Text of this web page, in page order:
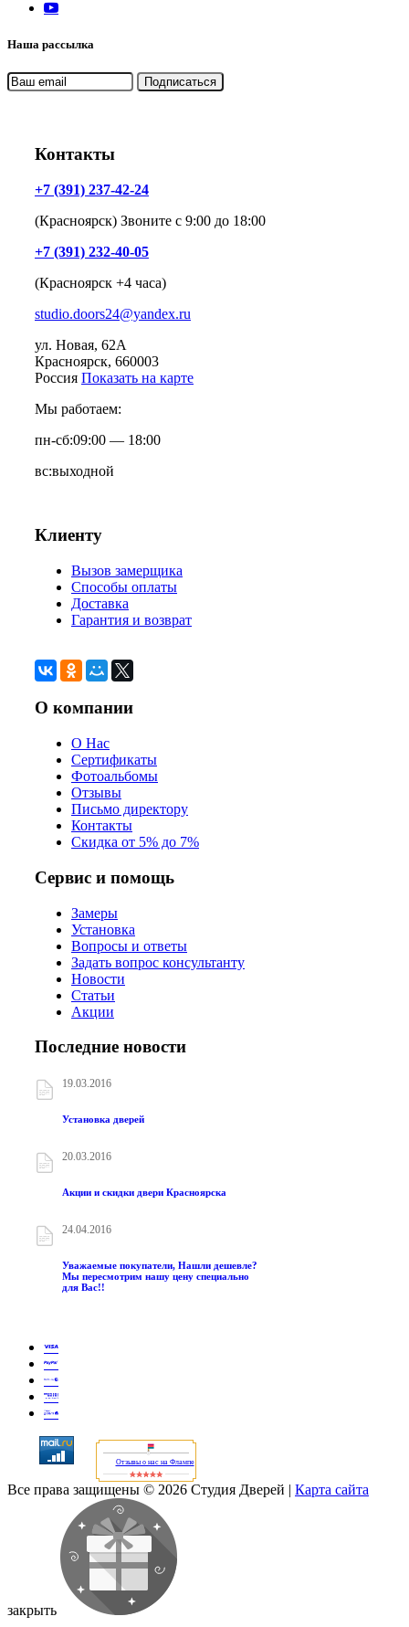
Наша рассылка
Контакты
+7 (391) 237-42-24
(Красноярск) Звоните с 9:00 до 18:00
+7 (391) 232-40-05
(Красноярск +4 часа)
studio.doors24@yandex.ru
ул. Новая, 62А
Красноярск, 660003
Россия Показать на карте
Мы работаем:
пн-сб:09:00 — 18:00
вс:выходной
Клиенту
Вызов замерщика
Способы оплаты
Доставка
Гарантия и возврат
О компании
О Нас
Сертификаты
Фотоальбомы
Отзывы
Письмо директору
Контакты
Скидка от 5% до 7%
Сервис и помощь
Замеры
Установка
Вопросы и ответы
Задать вопрос консультанту
Новости
Статьи
Акции
Последние новости
19.03.2016
Установка дверей
20.03.2016
Акции и скидки двери Красноярска
24.04.2016
Уважаемые покупатели, Нашли дешевле?
Мы пересмотрим нашу цену специально
для Вас!!
Отзывы о нас на Флампе
Все права защищены © 2026 Студия Дверей | Карта сайта
закрыть